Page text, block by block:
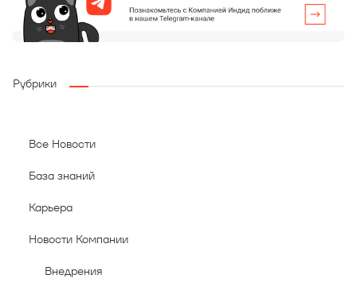
Рубрики
Все Новости
База знаний
Карьера
Новости Компании
Внедрения